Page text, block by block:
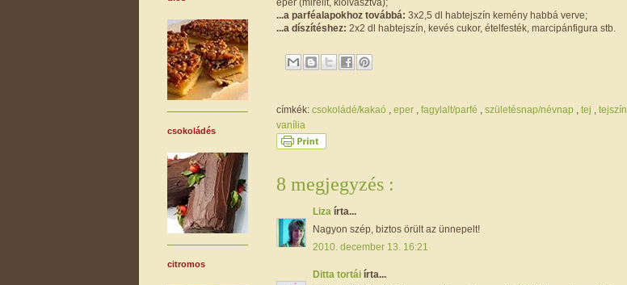
...a parféalapokhoz továbbá: 3x2,5 dl habtejszín kemény habbá verve;
...a díszítéshez: 2x2 dl habtejszín, kevés cukor, ételfesték, marcipánfigura stb.
címkék: csokoládé/kakaó eper fagylalt/parfé születésnap/névnap tej tejszín
vanília
8 megjegyzés :
Liza írta...
Nagyon szép, biztos örült az ünnepelt!
2010. december 13. 16:21
Ditta tortái írta...
csokoládés
citromos